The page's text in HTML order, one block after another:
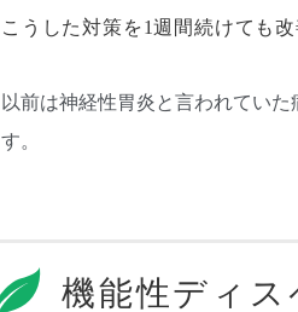
こうした対策を1週間続けても
以前は神経性胃炎と言われてい
す。
機能性ディ